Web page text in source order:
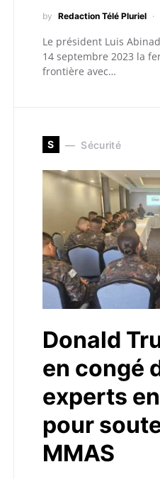
by Redaction Télé Pluriel
Le président Luis
14 septembre 2023 la
frontière avec…
S Sécurité
Donald
en congé
experts
pour
MMAS